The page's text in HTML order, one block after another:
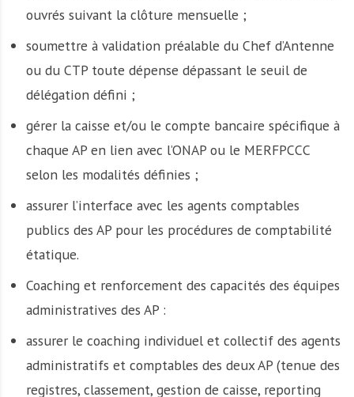
ouvrés suivant la clôture mensuelle ;
soumettre à validation préalable du Chef d’Antenne
ou du CTP toute dépense dépassant le seuil de
délégation défini ;
gérer la caisse et/ou le compte bancaire spécifique à
chaque AP en lien avec l’ONAP ou le MERFPCCC
selon les modalités définies ;
assurer l’interface avec les agents comptables
publics des AP pour les procédures de comptabilité
étatique.
Coaching et renforcement des capacités des équipes
administratives des AP :
assurer le coaching individuel et collectif des agents
administratifs et comptables des deux AP (tenue des
registres, classement, gestion de caisse, reporting